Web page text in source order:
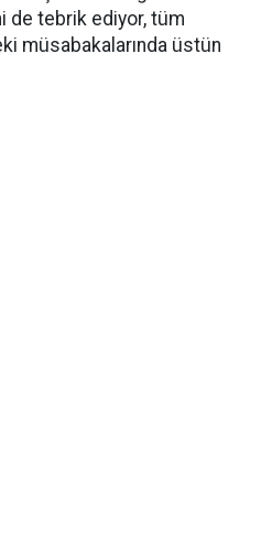
de tebrik ediyor, tüm
müsabakalarında üstün